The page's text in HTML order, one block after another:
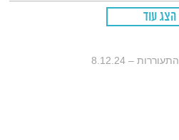
הצג עוד
התעוררות – 8.12.24